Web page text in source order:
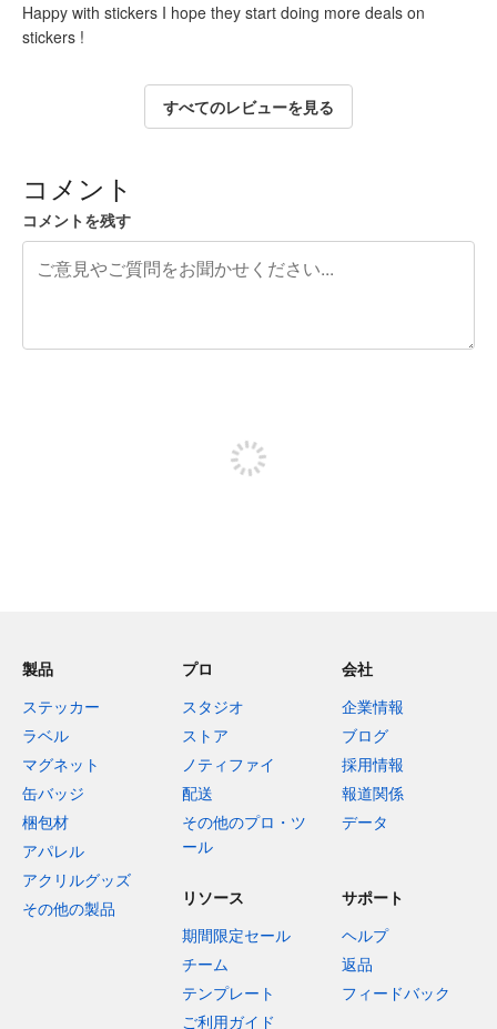
Happy with stickers I hope they start doing more deals on
stickers !
すべてのレビューを見る
コメント
コメントを残す
製品
ステッカー
ラベル
マグネット
缶バッジ
梱包材
アパレル
アクリルグッズ
その他の製品
プロ
スタジオ
ストア
ノティファイ
配送
その他のプロ・ツ
ール
会社
企業情報
ブログ
採用情報
報道関係
データ
リソース
期間限定セール
チーム
テンプレート
ご利用ガイド
サポート
ヘルプ
返品
フィードバック